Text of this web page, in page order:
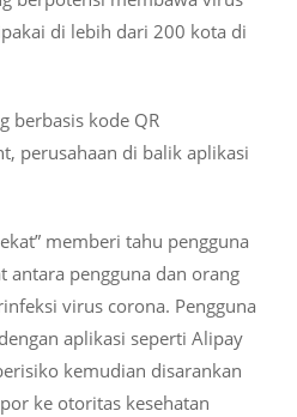
di lebih dari 200 kota di
berbasis kode QR
perusahaan di balik aplikasi
memberi tahu pengguna
antara pengguna dan orang
virus corona. Pengguna
aplikasi seperti Alipay
kemudian disarankan
ke otoritas kesehatan